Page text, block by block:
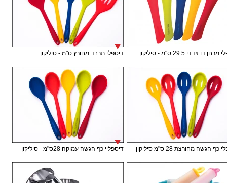
דו צדדי 29.5 ס"מ - סיליקון דיספלי תרבד מחורץ ס"מ - סיליקון
הגשה מחורצת 28 ס"מ סיליקון דיספליי כף הגשה עמוקה 28ס"מ - סיליקון